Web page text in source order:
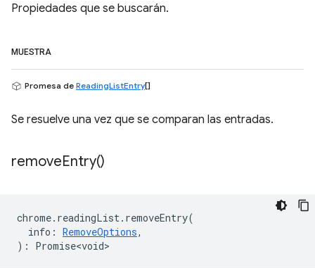
Propiedades que se buscarán.
MUESTRA
Promesa de ReadingListEntry[]
Se resuelve una vez que se comparan las entradas.
removeEntry()
chrome. readingList . removeEntry(
info : RemoveOptions,
) : Promise<void>